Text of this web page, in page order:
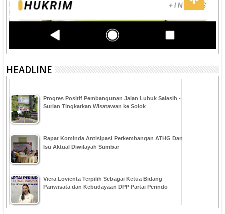
HEADLINE
Progres Positif Pembangunan Jalan Lubuk Salasih -
Surian Tingkatkan Wisatawan ke Solok
Rapat Kominda Antisipasi Perkembangan ATHG Dan
Isu Aktual Diwilayah Sumbar
Viera Lovienta Terpilih Sebagai Ketua Bidang
Pariwisata dan Kebudayaan DPP Partai Perindo